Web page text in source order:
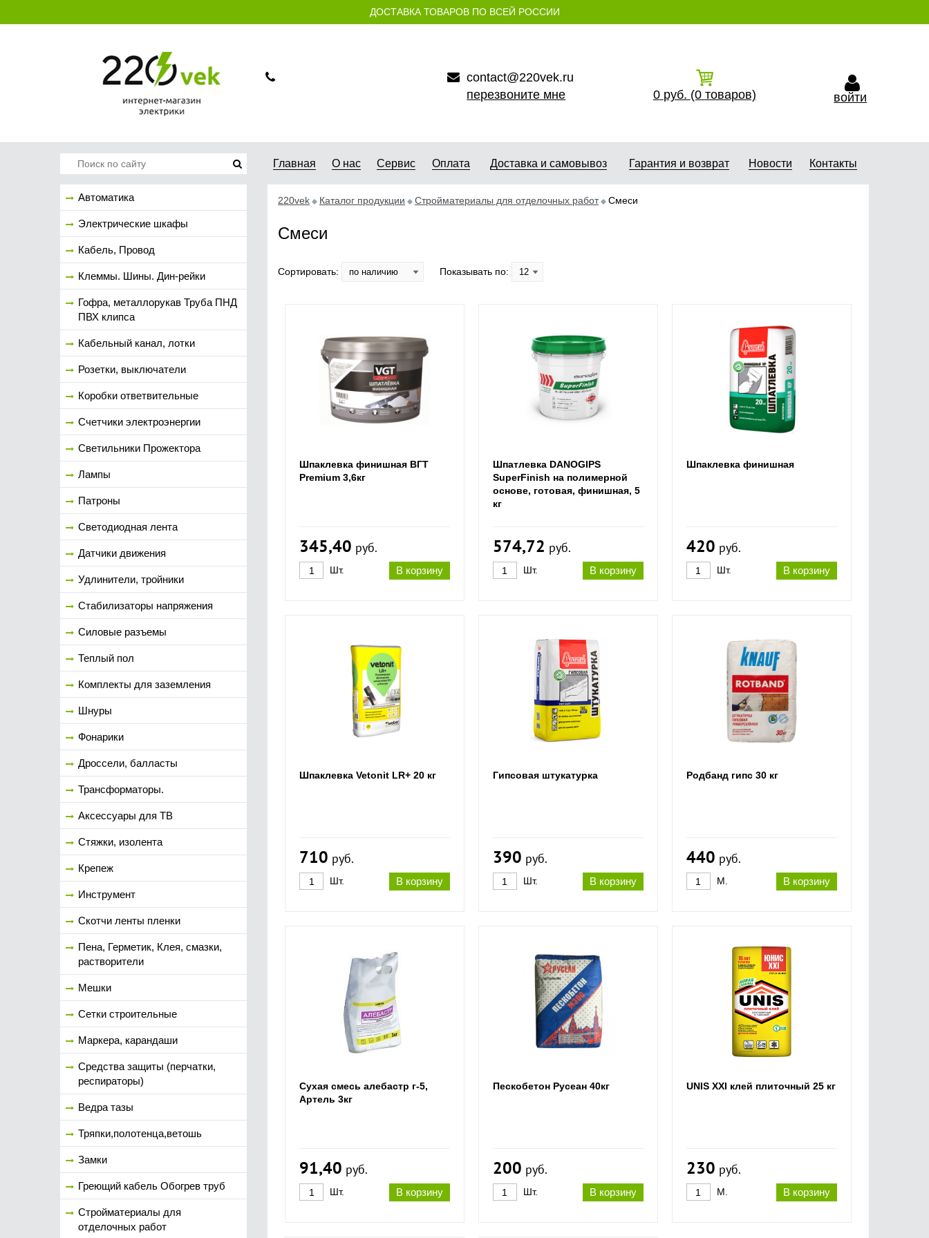
ДОСТАВКА ТОВАРОВ ПО ВСЕЙ РОССИИ
contact@220vek.ru
перезвоните мне
0 руб. (0 товаров) войти
Автоматика
Электрические шкафы
Кабель, Провод
Клеммы. Шины. Дин-рейки
Гофра, металлорукав Труба ПНД
ПВХ клипса
Кабельный канал, лотки
Розетки, выключатели
Коробки ответвительные
Счетчики электроэнергии
Светильники Прожектора
Лампы
Патроны
Светодиодная лента
Датчики движения
Удлинители, тройники
Стабилизаторы напряжения
Силовые разъемы
Теплый пол
Комплекты для заземления
Шнуры
Фонарики
Дроссели, балласты
Трансформаторы.
Аксессуары для ТВ
Стяжки, изолента
Крепеж
Инструмент
Скотчи ленты пленки
Пена, Герметик, Клея, смазки,
растворители
Мешки
Сетки строительные
Маркера, карандаши
Средства защиты (перчатки,
респираторы)
Ведра тазы
Тряпки,полотенца,ветошь
Замки
Греющий кабель Обогрев труб
Стройматериалы для
отделочных работ
Главная О нас Сервис Оплата Доставка и самовывоз Гарантия и возврат Новости Контакты
220vek Каталог продукции Стройматериалы для отделочных работ Смеси
Смеси
Сортировать: Показывать по:
Шпаклевка финишная ВГТ
Premium 3,6кг
345,40 руб.
В корзину
Шт.
Шпатлевка DANOGIPS
SuperFinish на полимерной
основе, готовая, финишная, 5
кг
574,72 руб.
В корзину
Шт.
Шпаклевка финишная
420 руб.
В корзину
Шт.
Шпаклевка Vetonit LR+ 20 кг
710 руб.
В корзину
Шт.
Гипсовая штукатурка
390 руб.
В корзину
Шт.
Родбанд гипс 30 кг
440 руб.
В корзину
М.
Сухая смесь алебастр г-5,
Артель 3кг
91,40 руб.
В корзину
Шт.
Пескобетон Русеан 40кг
200 руб.
В корзину
Шт.
UNIS XXI клей плиточный 25 кг
230 руб.
В корзину
М.